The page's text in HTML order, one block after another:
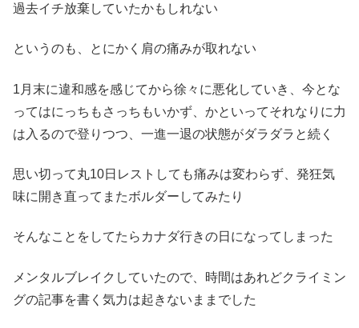
過去イチ放棄していたかもしれない
というのも、とにかく肩の痛みが取れない
1月末に違和感を感じてから徐々に悪化していき、今とな
ってはにっちもさっちもいかず、かといってそれなりに力
は入るので登りつつ、一進一退の状態がダラダラと続く
思い切って丸10日レストしても痛みは変わらず、発狂気
味に開き直ってまたボルダーしてみたり
そんなことをしてたらカナダ行きの日になってしまった
メンタルブレイクしていたので、時間はあれどクライミン
グの記事を書く気力は起きないままでした